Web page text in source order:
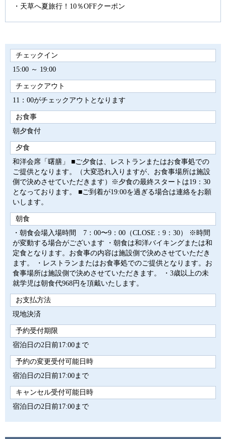
天草へ夏旅行！10％OFFクーポン
チェックイン
15:00 ～ 19:00
チェックアウト
11：00がチェックアウトとなります
お食事
朝夕食付
夕食
和洋会席「曙膳」 ■ご夕食は、レストランまたはお食事処での
ご提供となります。（大変恐れ入りますが、お食事場所は施設
側で決めさせていただきます）※夕食の最終スタートは19：30
となっております。 ■ご到着が19:00を過ぎる場合は連絡をお願
いします。
朝食
・朝食会場入場時間 7：00〜9：00（CLOSE：9：30） ※時間
が変動する場合がございます ・朝食は和洋バイキングまたは和
定食となります。お食事の内容は施設側で決めさせていただき
ます。 ・レストランまたはお食事処でのご提供となります。お
食事場所は施設側で決めさせていただきます。 ・3歳以上の未
就学児は朝食代968円を頂戴いたします。
お支払方法
現地決済
予約受付期限
宿泊日の2日前17:00まで
予約の変更受付可能日時
宿泊日の2日前17:00まで
キャンセル受付可能日時
宿泊日の2日前17:00まで